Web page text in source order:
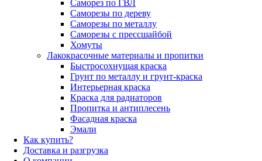
Саморез по ГВЛ
Саморезы по дереву
Саморезы по металлу
Саморезы с прессшайбой
Хомуты
Лакокрасочные материалы и пропитки
Быстросохнущая краска
Грунт по металлу и грунт-краска
Интерьерная краска
Краска для радиаторов
Пропитка и антиплесень
Фасадная краска
Эмали
Как купить?
Доставка и разгрузка